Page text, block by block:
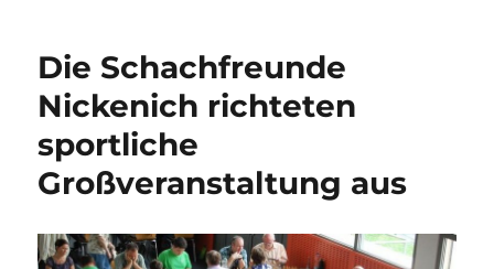
Die Schachfreunde
Nickenich richteten
sportliche
Großveranstaltung aus